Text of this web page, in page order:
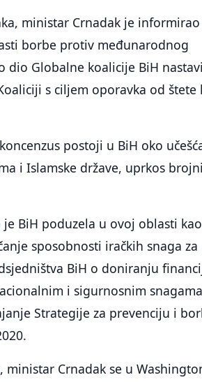
ministar Crnadak je
borbe protiv međunarodnog
dio Globalne koalicije BiH
s ciljem oporavka od štete
postoji u BiH oko
i Islamske države, uprkos
BiH poduzela u ovoj oblasti
sposobnosti iračkih snaga za
BiH o doniranju
i sigurnosnim snagama
Strategije za prevenciju i
Crnadak se u